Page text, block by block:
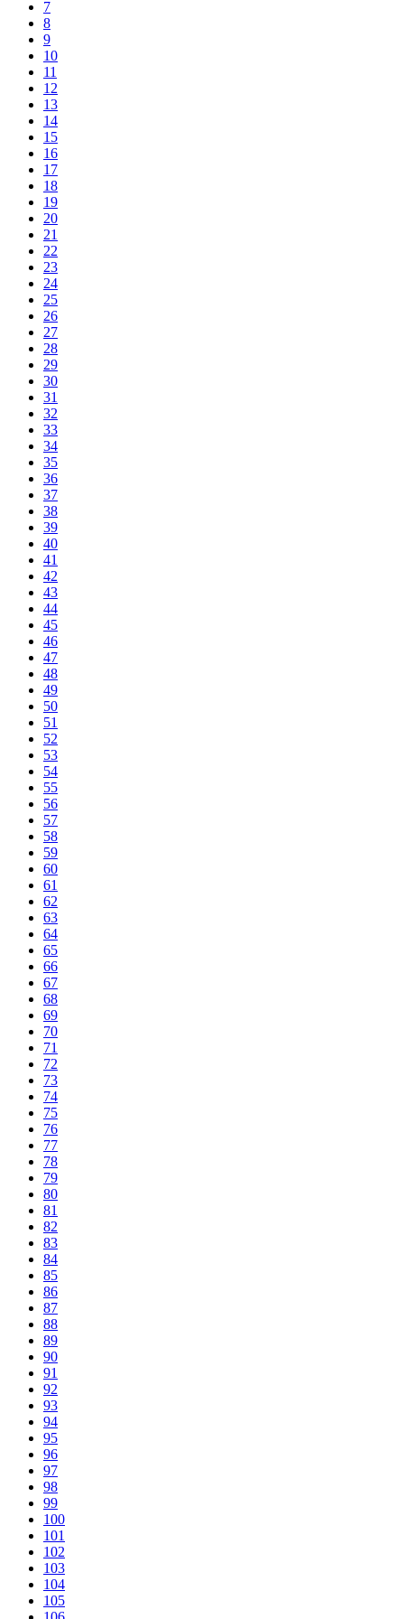
7
8
9
10
11
12
13
14
15
16
17
18
19
20
21
22
23
24
25
26
27
28
29
30
31
32
33
34
35
36
37
38
39
40
41
42
43
44
45
46
47
48
49
50
51
52
53
54
55
56
57
58
59
60
61
62
63
64
65
66
67
68
69
70
71
72
73
74
75
76
77
78
79
80
81
82
83
84
85
86
87
88
89
90
91
92
93
94
95
96
97
98
99
100
101
102
103
104
105